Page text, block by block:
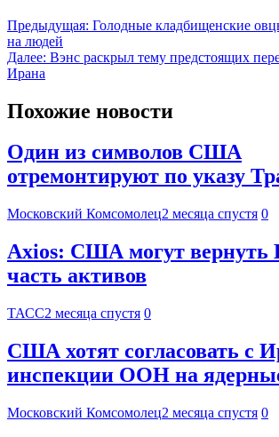
Предыдущая: Голодные кладбищенские
на людей
Далее: Вэнс раскрыл тему предстоящих
Ирана
Похожие новости
Один из символов США
отремонтируют по указу
Московский Комсомолец2 месяца спустя 0
Axios: США могут вернуть
часть активов
ТАСС2 месяца спустя 0
США хотят согласовать с
инспекции ООН на
Московский Комсомолец2 месяца спустя 0